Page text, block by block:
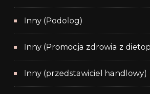
Inny (Podolog)
Inny (Promocja zdrowia z
Inny (przedstawiciel handlowy)